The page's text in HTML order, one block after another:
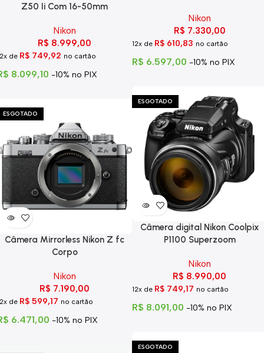
Nikon
R$ 7.330,00
12x de R$ 610,83 no cartão
R$ 6.597,00 -10% no PIX
Z50 Ii Com 16-50mm
Nikon
R$ 8.999,00
de R$ 749,92 no cartão
8.099,10 -10% no PIX
ESGOTADO
Câmera digital Nikon Coolpix
P1100 Superzoom
Nikon
R$ 8.990,00
12x de R$ 749,17 no cartão
R$ 8.091,00 -10% no PIX
ESGOTADO
Câmera Mirrorless Nikon Z fc
Corpo
Nikon
R$ 7.190,00
de R$ 599,17 no cartão
6.471,00 -10% no PIX
ESGOTADO